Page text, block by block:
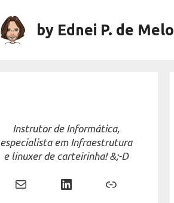
by Ednei P. de Melo
Instrutor de Informática,
especialista em Infraestrutura
e linuxer de carteirinha! &;-D
Mail LinkedIn Link